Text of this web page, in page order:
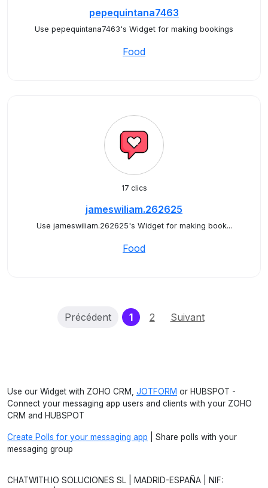
pepequintana7463
Use pepequintana7463's Widget for making bookings
Food
17 clics
jameswiliam.262625
Use jameswiliam.262625's Widget for making book...
Food
Précédent 1(current)
2 Suivant
Use our Widget with ZOHO CRM, JOTFORM or HUBSPOT -
Connect your messaging app users and clients with your ZOHO
CRM and HUBSPOT
Create Polls for your messaging app | Share polls with your
messaging group
CHATWITH.IO SOLUCIONES SL | MADRID-ESPAÑA | NIF: